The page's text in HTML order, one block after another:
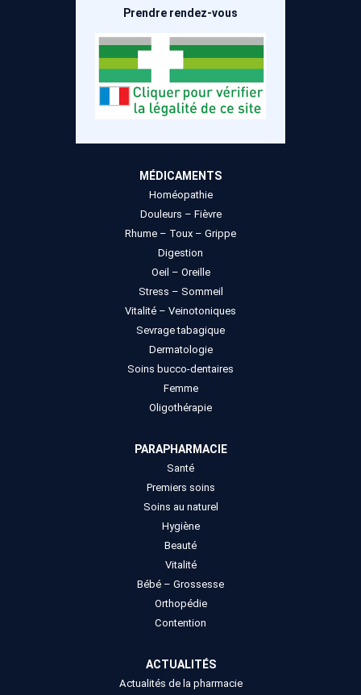
Prendre rendez-vous
MÉDICAMENTS
Homéopathie
Douleurs – Fièvre
Rhume – Toux – Grippe
Digestion
Oeil – Oreille
Stress – Sommeil
Vitalité – Veinotoniques
Sevrage tabagique
Dermatologie
Soins bucco-dentaires
Femme
Oligothérapie
PARAPHARMACIE
Santé
Premiers soins
Soins au naturel
Hygiène
Beauté
Vitalité
Bébé – Grossesse
Orthopédie
Contention
ACTUALITÉS
Actualités de la pharmacie